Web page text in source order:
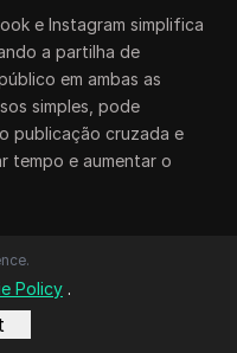
e Instagram simplifica
a partilha de
em ambas as
simples, pode
publicação cruzada e
tempo e aumentar o
Policy .